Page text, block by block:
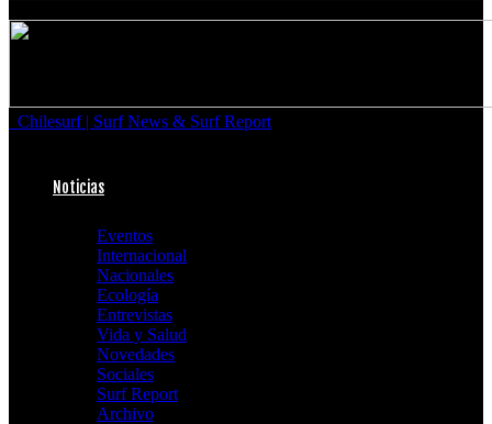
Chilesurf | Surf News & Surf Report
Noticias
Eventos
Internacional
Nacionales
Ecología
Entrevistas
Vida y Salud
Novedades
Sociales
Surf Report
Archivo